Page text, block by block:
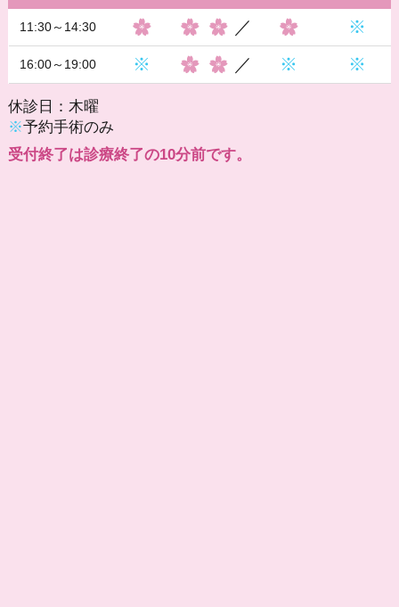
11:30～14:30 ／ ※
16:00～19:00 ※ ／ ※ ※
休診日：木曜
※予約手術のみ
受付終了は診療終了の10分前です。